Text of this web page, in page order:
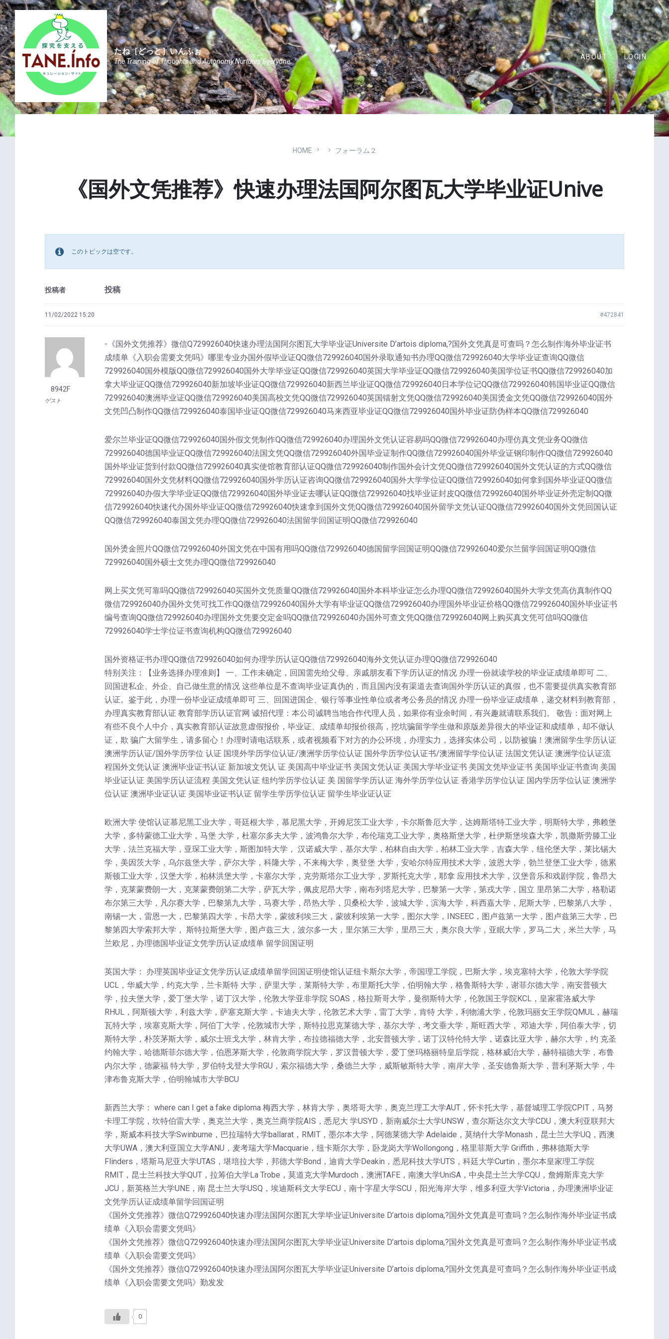
Skip
to
content
Skip
to
main
navigation
Skip
to
footer
たね［どっと］いんふぉ
The Training of Thoughts and Autonomy Nurtures Everyone.
ABOUT LOGIN
HOME フォーラム２
《国外文凭推荐》快速办理法国阿尔图瓦大学毕业证Unive
このトピックは空です。
投稿者 投稿
11/02/2022 15:20 #472841
8942F
ゲスト
-《国外文凭推荐》微信Q729926040快速办理法国阿尔图瓦大学毕业证Universite D’artois diploma,?国外文凭真是可查吗？怎么制作海外毕业证书
成绩单《入职会需要文凭吗》哪里专业办国外假毕业证QQ微信729926040国外录取通知书办理QQ微信729926040大学毕业证查询QQ微信
729926040国外模版QQ微信729926040国外大学毕业证QQ微信729926040英国大学毕业证QQ微信729926040美国学位证书QQ微信729926040加
拿大毕业证QQ微信729926040新加坡毕业证QQ微信729926040新西兰毕业证QQ微信729926040日本学位记QQ微信729926040韩国毕业证QQ微信
729926040澳洲毕业证QQ微信729926040美国高校文凭QQ微信729926040英国镭射文凭QQ微信729926040美国烫金文凭QQ微信729926040国外
文凭凹凸制作QQ微信729926040泰国毕业证QQ微信729926040马来西亚毕业证QQ微信729926040国外毕业证防伪样本QQ微信729926040
爱尔兰毕业证QQ微信729926040国外假文凭制作QQ微信729926040办理国外文凭认证容易吗QQ微信729926040办理仿真文凭业务QQ微信
729926040德国毕业证QQ微信729926040法国文凭QQ微信729926040外国毕业证制作QQ微信729926040国外毕业证钢印制作QQ微信729926040
国外毕业证货到付款QQ微信729926040真实使馆教育部认证QQ微信729926040制作国外会计文凭QQ微信729926040国外文凭认证的方式QQ微信
729926040国外文凭材料QQ微信729926040国外学历认证咨询QQ微信729926040国外大学学位证QQ微信729926040如何拿到国外毕业证QQ微信
729926040办假大学毕业证QQ微信729926040国外毕业证去哪认证QQ微信729926040找毕业证封皮QQ微信729926040国外毕业证外壳定制QQ微
信729926040快速代办国外毕业证QQ微信729926040快速拿到国外文凭QQ微信729926040国外留学文凭认证QQ微信729926040国外文凭回国认证
QQ微信729926040泰国文凭办理QQ微信729926040法国留学回国证明QQ微信729926040
国外烫金照片QQ微信729926040外国文凭在中国有用吗QQ微信729926040德国留学回国证明QQ微信729926040爱尔兰留学回国证明QQ微信
729926040国外硕士文凭办理QQ微信729926040
网上买文凭可靠吗QQ微信729926040买国外文凭质量QQ微信729926040国外本科毕业证怎么办理QQ微信729926040国外大学文凭高仿真制作QQ
微信729926040办国外文凭可找工作QQ微信729926040国外大学有毕业证QQ微信729926040办理国外毕业证价格QQ微信729926040国外毕业证书
编号查询QQ微信729926040办理国外文凭要交定金吗QQ微信729926040办国外可查文凭QQ微信729926040网上购买真文凭可信吗QQ微信
729926040学士学位证书查询机构QQ微信729926040
国外资格证书办理QQ微信729926040如何办理学历认证QQ微信729926040海外文凭认证办理QQ微信729926040
特别关注：【业务选择办理准则】 一、工作未确定，回国需先给父母、亲戚朋友看下学历认证的情况 办理一份就读学校的毕业证成绩单即可 二、
回国进私企、外企、自己做生意的情况 这些单位是不查询毕业证真伪的，而且国内没有渠道去查询国外学历认证的真假，也不需要提供真实教育部
认证。鉴于此，办理一份毕业证成绩单即可 三、回国进国企、银行等事业性单位或者考公务员的情况 办理一份毕业证成绩单，递交材料到教育部，
办理真实教育部认证 教育部学历认证官网 诚招代理：本公司诚聘当地合作代理人员，如果你有业余时间，有兴趣就请联系我们。 敬告：面对网上
有些不良个人中介，真实教育部认证故意虚假报价，毕业证、成绩单却报价很高，挖坑骗留学学生做和原版差异很大的毕业证和成绩单，却不做认
证，欺 骗广大留学生，请多留心！办理时请电话联系，或者视频看下对方的办公环境，办理实力，选择实体公司，以防被骗！澳洲留学生学历认证
澳洲学历认证/国外学历学位 认证 国境外学历学位认证/澳洲学历学位认证 国外学历学位认证书/澳洲留学学位认证 法国文凭认证 澳洲学位认证流
程国外文凭认证 澳洲毕业证书认证 新加坡文凭认 证 美国高中毕业证书 美国文凭认证 美国大学毕业证书 美国文凭毕业证书 美国毕业证书查询 美国
毕业证认证 美国学历认证流程 美国文凭认证 纽约学历学位认证 美 国留学学历认证 海外学历学位认证 香港学历学位认证 国内学历学位认证 澳洲学
位认证 澳洲毕业证认证 美国毕业证书认证 留学生学历学位认证 留学生毕业证认证
欧洲大学 使馆认证慕尼黑工业大学，哥廷根大学，慕尼黑大学，开姆尼茨工业大学，卡尔斯鲁厄大学，达姆斯塔特工业大学，明斯特大学，弗赖堡
大学，多特蒙德工业大学，马堡 大学，杜塞尔多夫大学，波鸿鲁尔大学，布伦瑞克工业大学，奥格斯堡大学，杜伊斯堡埃森大学，凯撒斯劳滕工业
大学，法兰克福大学，亚琛工业大学，斯图加特大学， 汉诺威大学，基尔大学，柏林自由大学，柏林工业大学，吉森大学，纽伦堡大学，莱比锡大
学，美因茨大学，乌尔兹堡大学，萨尔大学，科隆大学，不来梅大学，奥登堡 大学，安哈尔特应用技术大学，波恩大学，勃兰登堡工业大学，德累
斯顿工业大学，汉堡大学，柏林洪堡大学，卡塞尔大学，克劳斯塔尔工业大学，罗斯托克大学，耶拿 应用技术大学，汉堡音乐和戏剧学院，鲁昂大
学，克莱蒙费朗一大，克莱蒙费朗第二大学，萨瓦大学，佩皮尼昂大学，南布列塔尼大学，巴黎第一大学，第戎大学，国立 里昂第二大学，格勒诺
布尔第三大学，凡尔赛大学，巴黎第九大学，马赛大学，昂热大学，贝桑松大学，波城大学，滨海大学，科西嘉大学，尼斯大学，巴黎第八大学，
南锡一大，雷恩一大，巴黎第四大学，卡昂大学，蒙彼利埃三大，蒙彼利埃第一大学，图尔大学，INSEEC，图卢兹第一大学，图卢兹第三大学，巴
黎第四大学索邦大学， 斯特拉斯堡大学，图卢兹三大，波尔多一大，里尔第三大学，里昂三大，奥尔良大学，亚眠大学，罗马二大，米兰大学，马
兰欧尼，办理德国毕业证文凭学历认证成绩单 留学回国证明
英国大学： 办理英国毕业证文凭学历认证成绩单留学回国证明使馆认证纽卡斯尔大学，帝国理工学院，巴斯大学，埃克塞特大学，伦敦大学学院
UCL，华威大学，约克大学，兰卡斯特 大学，萨里大学，莱斯特大学，布里斯托大学，伯明翰大学，格鲁斯特大学，谢菲尔德大学，南安普顿大
学，拉夫堡大学，爱丁堡大学，诺丁汉大学，伦敦大学亚非学院 SOAS，格拉斯哥大学，曼彻斯特大学，伦敦国王学院KCL，皇家霍洛威大学
RHUL，阿斯顿大学，利兹大学，萨塞克斯大学，卡迪夫大学，伦敦艺术大学，雷丁大学，肯特 大学，利物浦大学，伦敦玛丽女王学院QMUL，赫瑞
瓦特大学，埃塞克斯大学，阿伯丁大学，伦敦城市大学，斯特拉思克莱德大学，基尔大学，考文垂大学，斯旺西大学， 邓迪大学，阿伯泰大学，切
斯特大学，朴茨茅斯大学，威尔士班戈大学，林肯大学，布拉德福德大学，北安普顿大学，诺丁汉特伦特大学，诺森比亚大学，赫尔大学，约 克圣
约翰大学，哈德斯菲尔德大学，伯恩茅斯大学，伦敦商学院大学，罗汉普顿大学，爱丁堡玛格丽特皇后学院，格林威治大学，赫特福德大学，布鲁
内尔大学，德蒙福 特大学，罗伯特戈登大学RGU，索尔福德大学，桑德兰大学，威斯敏斯特大学，南岸大学，圣安德鲁斯大学，普利茅斯大学，牛
津布鲁克斯大学，伯明翰城市大学BCU
新西兰大学： where can I get a fake diploma 梅西大学，林肯大学，奥塔哥大学，奥克兰理工大学AUT，怀卡托大学，基督城理工学院CPIT，马努
卡理工学院，坎特伯雷大学，奥克兰大学，奥克兰商学院AIS，悉尼大 学USYD，新南威尔士大学UNSW，查尔斯达尔文大学CDU，澳大利亚联邦大
学，斯威本科技大学Swinburne，巴拉瑞特大学ballarat，RMIT，墨尔本大学，阿德莱德大学 Adelaide，莫纳什大学Monash，昆士兰大学UQ，西澳
大学UWA，澳大利亚国立大学ANU，麦考瑞大学Macquarie，纽卡斯尔大学，卧龙岗大学Wollongong，格里菲斯大学 Griffith，弗林德斯大学
Flinders，塔斯马尼亚大学UTAS，堪培拉大学，邦德大学Bond，迪肯大学Deakin，悉尼科技大学UTS，科廷大学Curtin，墨尔本皇家理工学院
RMIT，昆士兰科技大学QUT，拉筹伯大学La Trobe，莫道克大学Murdoch，澳洲TAFE，南澳大学UniSA，中央昆士兰大学CQU，詹姆斯库克大学
JCU，新英格兰大学UNE，南 昆士兰大学USQ，埃迪斯科文大学ECU，南十字星大学SCU，阳光海岸大学，维多利亚大学Victoria，办理澳洲毕业证
文凭学历认证成绩单留学回国证明
《国外文凭推荐》微信Q729926040快速办理法国阿尔图瓦大学毕业证Universite D’artois diploma,?国外文凭真是可查吗？怎么制作海外毕业证书成
绩单《入职会需要文凭吗》
《国外文凭推荐》微信Q729926040快速办理法国阿尔图瓦大学毕业证Universite D’artois diploma,?国外文凭真是可查吗？怎么制作海外毕业证书成
绩单《入职会需要文凭吗》
《国外文凭推荐》微信Q729926040快速办理法国阿尔图瓦大学毕业证Universite D’artois diploma,?国外文凭真是可查吗？怎么制作海外毕业证书成
绩单《入职会需要文凭吗》勤发发
0